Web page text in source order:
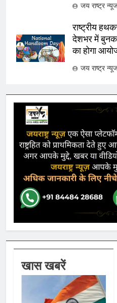
जय राष्ट्र
राष्ट्रीय
देशभर में
का होगा
जय राष्ट्र
खास खबरें